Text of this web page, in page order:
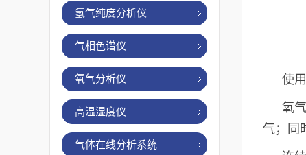
氢气纯度分析仪
气相色谱仪
氧气分析仪
高温湿度仪
气体在线分析系统
使
氧
气；同